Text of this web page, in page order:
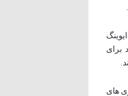
برای
های